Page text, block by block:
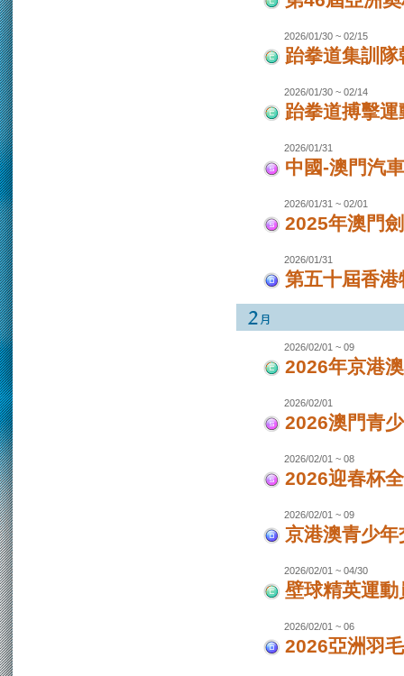
2026/01/30 ~ 02/15
跆拳道集訓
2026/01/30 ~ 02/14
跆拳道搏擊
2026/01/31
中國-澳門汽
2026/01/31 ~ 02/01
2025年澳門
2026/01/31
第五十屆香
2026/02/01 ~ 09
2026年京港
2026/02/01
2026澳門青
2026/02/01 ~ 08
2026迎春杯
2026/02/01 ~ 09
京港澳青少
2026/02/01 ~ 04/30
壁球精英運
2026/02/01 ~ 06
2026亞洲羽